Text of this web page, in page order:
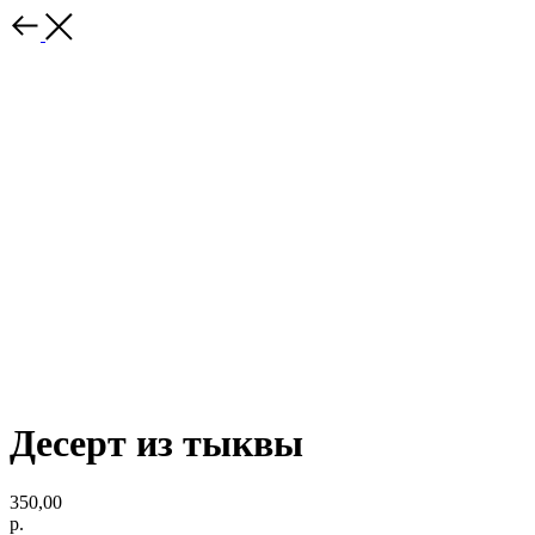
Десерт из тыквы
350,00
р.